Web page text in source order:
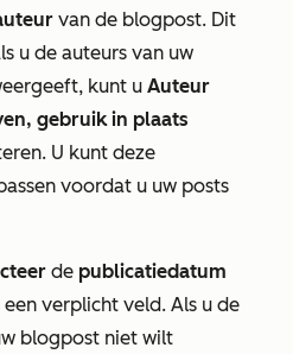
van de blogpost. Dit
u de auteurs van uw
kunt u Auteur
gebruik in plaats
U kunt deze
voordat u uw posts
de publicatiedatum
verplicht veld. Als u de
blogpost niet wilt